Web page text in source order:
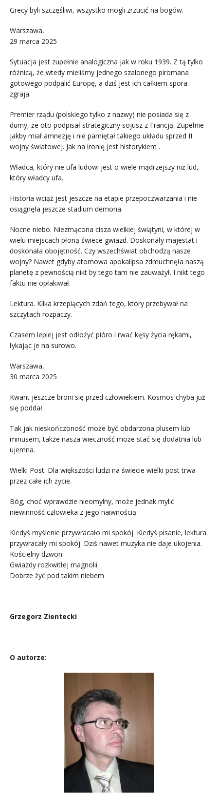
Grecy byli szczęśliwi, wszystko mogli zrzucić na bogów.
Warszawa,
29 marca 2025
Sytuacja jest zupełnie analogiczna jak w roku 1939. Z tą tylko
różnicą, że wtedy mieliśmy jednego szalonego piromana
gotowego podpalić Europę, a dziś jest ich całkiem spora
zgraja.
Premier rządu (polskiego tylko z nazwy) nie posiada się z
dumy, że oto podpisał strategiczny sojusz z Francją. Zupełnie
jakby miał amnezję i nie pamiętał takiego układu sprzed II
wojny światowej. Jak na ironię jest historykiem .
Władca, który nie ufa ludowi jest o wiele mądrzejszy niż lud,
który władcy ufa.
Historia wciąż jest jeszcze na etapie przepoczwarzania i nie
osiągnęła jeszcze stadium demona.
Nocne niebo. Niezmącona cisza wielkiej świątyni, w której w
wielu miejscach płoną świece gwiazd. Doskonały majestat i
doskonała obojętność. Czy wszechświat obchodzą nasze
wojny? Nawet gdyby atomowa apokalipsa zdmuchnęła naszą
planetę z pewnością nikt by tego tam nie zauważył. I nikt tego
faktu nie opłakiwał.
Lektura. Kilka krzepiących zdań tego, który przebywał na
szczytach rozpaczy.
Czasem lepiej jest odłożyć pióro i rwać kęsy życia rękami,
łykając je na surowo.
Warszawa,
30 marca 2025
Kwant jeszcze broni się przed człowiekiem. Kosmos chyba już
się poddał.
Tak jak nieskończoność może być obdarzona plusem lub
minusem, także nasza wieczność może stać się dodatnia lub
ujemna.
Wielki Post. Dla większości ludzi na świecie wielki post trwa
przez całe ich życie.
Bóg, choć wprawdzie nieomylny, może jednak mylić
niewinność człowieka z jego naiwnością.
Kiedyś myślenie przywracało mi spokój. Kiedyś pisanie, lektura
przywracały mi spokój. Dziś nawet muzyka nie daje ukojenia.
Kościelny dzwon
Gwiazdy rozkwitłej magnolii
Dobrze żyć pod takim niebem
Grzegorz Zientecki
O autorze: